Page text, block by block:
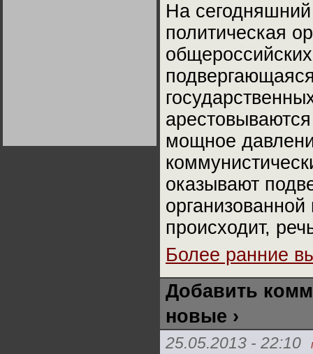
На
политическая
мощное
оказывают
происходит,
Более ранние
Добавить
новые ›
25.05.2013 - 22:10